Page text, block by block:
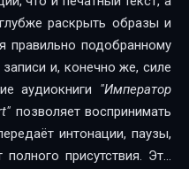
раскрыть образы и
правильно подобранному
и, конечно же, силе
аудиокниги "Император
Dart" позволяет воспринимать
интонации, паузы,
присутствия. Это